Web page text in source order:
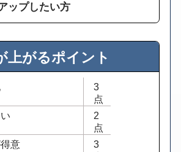
ップしたい方
上がるポイント
3
点
2
点
意
3